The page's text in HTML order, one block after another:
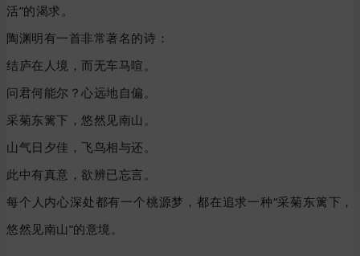
活”的渴求。
陶渊明有一首非常著名的诗：
结庐在人境，而无车马喧。
问君何能尔？心远地自偏。
采菊东篱下，悠然见南山。
山气日夕佳，飞鸟相与还。
此中有真意，欲辨已忘言。
每个人内心深处都有一个桃源梦，都在追求一种“采菊东篱下，
悠然见南山”的意境。